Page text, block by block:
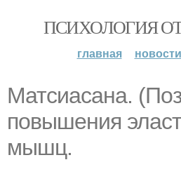
ПСИХОЛОГИЯ
главная новости
Матсиасана.
повышения
мышц.